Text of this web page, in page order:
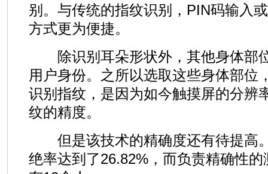
别。与传统的指纹识别，PIN码输入
方式更为便捷。
除识别耳朵形状外，其他身体部
用户身份。之所以选取这些身体部位
识别指纹，是因为如今触摸屏的分辨
纹的精度。
但是该技术的精确度还有待提高
绝率达到了26.82%，而负责精确性